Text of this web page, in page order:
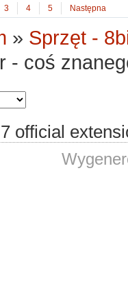
3 4 5 Następna
» Sprzęt -
- coś
7 official